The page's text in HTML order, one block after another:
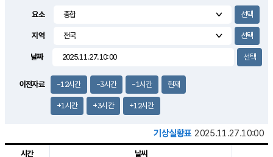
2.5m/s
요소
지역
날짜
이전자료 -12시간 -3시간 -1시간 현재
+1시간 +3시간 +12시간
기상실황표 2025.11.27.10:00
시간 날씨